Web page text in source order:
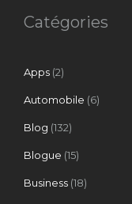
Catégories
Apps (2)
Automobile (6)
Blog (132)
Blogue (15)
Business (18)